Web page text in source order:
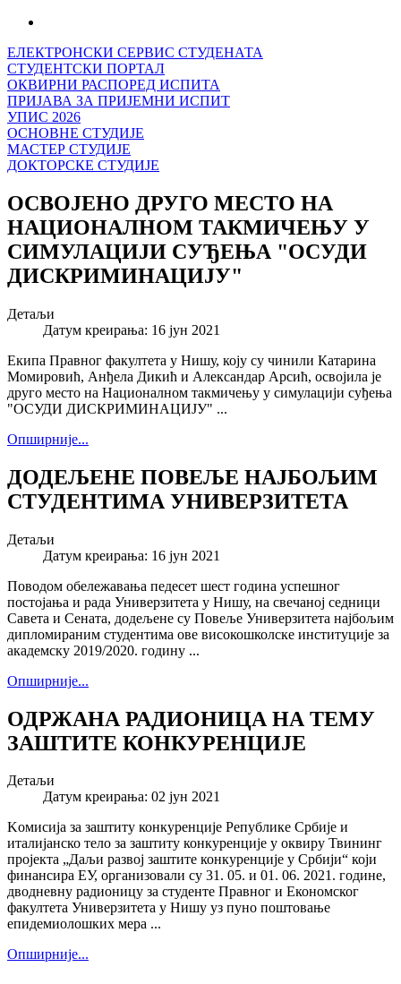
ЕЛЕКТРОНСКИ СЕРВИС СТУДЕНАТА
СТУДЕНТСКИ ПОРТАЛ
ОКВИРНИ РАСПОРЕД ИСПИТА
ПРИЈАВА ЗА ПРИЈЕМНИ ИСПИТ
УПИС 2026
ОСНОВНЕ СТУДИЈЕ
МАСТЕР СТУДИЈЕ
ДОКТОРСКЕ СТУДИЈЕ
ОСВОЈЕНО ДРУГО МЕСТО НА
НАЦИОНАЛНОМ ТАКМИЧЕЊУ У
СИМУЛАЦИЈИ СУЂЕЊА "ОСУДИ
ДИСКРИМИНАЦИЈУ"
Детаљи
Датум креирања: 16 јун 2021
Екипа Правног факултета у Нишу, коју су чинили Катарина
Момировић, Анђела Дикић и Александар Арсић, освојила је
друго место на Националном такмичењу у симулацији суђења
"ОСУДИ ДИСКРИМИНАЦИЈУ" ...
Опширније...
ДОДЕЉЕНЕ ПОВЕЉЕ НАЈБОЉИМ
СТУДЕНТИМА УНИВЕРЗИТЕТА
Детаљи
Датум креирања: 16 јун 2021
Поводом обележавања педесет шест година успешног
постојања и рада Универзитета у Нишу, на свечаној седници
Савета и Сената, додељене су Повеље Универзитета најбољим
дипломираним студентима ове високошколске институције за
академску 2019/2020. годину ...
Опширније...
ОДРЖАНА РАДИОНИЦА НА ТЕМУ
ЗАШТИТЕ КОНКУРЕНЦИЈЕ
Детаљи
Датум креирања: 02 јун 2021
Kомисија за заштиту конкуренције Републике Србије и
италијанско тело за заштиту конкуренције у оквиру Твининг
пројекта „Даљи развој заштите конкуренције у Србији“ који
финансира ЕУ, организовали су 31. 05. и 01. 06. 2021. године,
дводневну радионицу за студенте Правног и Економског
факултета Универзитета у Нишу уз пуно поштовање
епидемиолошких мера ...
Опширније...